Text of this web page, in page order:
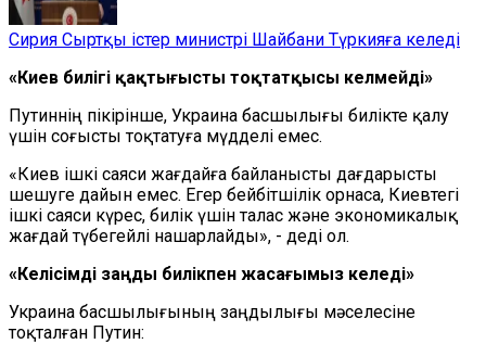
Сирия Сыртқы істер министрі Шайбани Түркияға келеді
«Киев билігі қақтығысты тоқтатқысы келмейді»
Путиннің пікірінше, Украина басшылығы билікте қалу
үшін соғысты тоқтатуға мүдделі емес.
«Киев ішкі саяси жағдайға байланысты дағдарысты
шешуге дайын емес. Егер бейбітшілік орнаса, Киевтегі
ішкі саяси күрес, билік үшін талас және экономикалық
жағдай түбегейлі нашарлайды», - деді ол.
«Келісімді заңды билікпен жасағымыз келеді»
Украина басшылығының заңдылығы мәселесіне
тоқталған Путин: